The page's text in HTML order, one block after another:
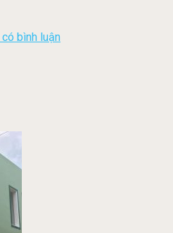
có bình luận